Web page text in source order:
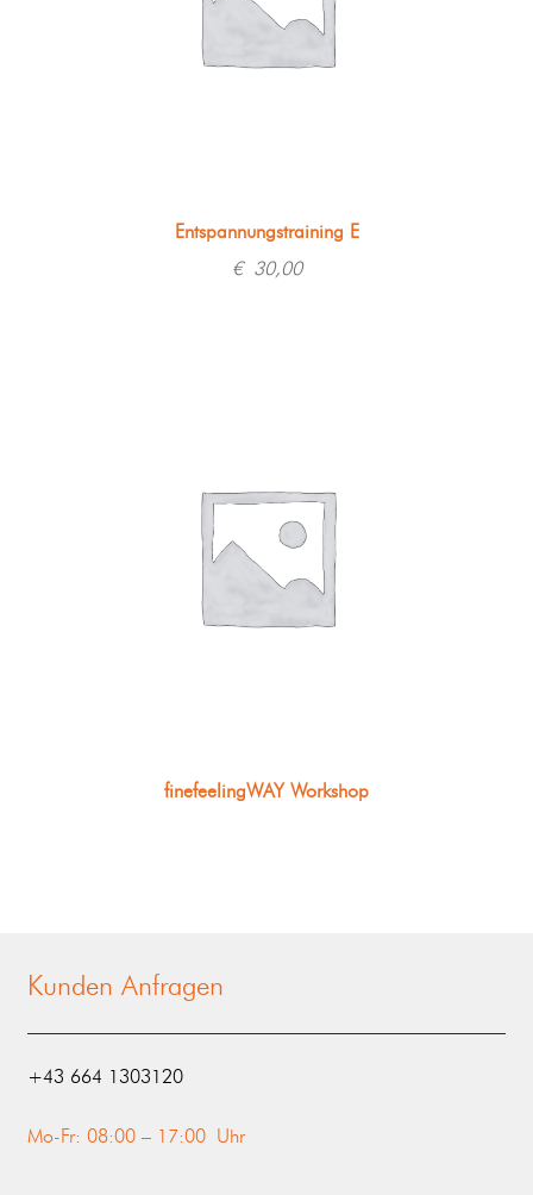
Entspannungstraining E
€30,00
finefeelingWAY Workshop
Kunden Anfragen
‭+43 664 1303120‬
Mo-Fr: 08:00 – 17:00 Uhr